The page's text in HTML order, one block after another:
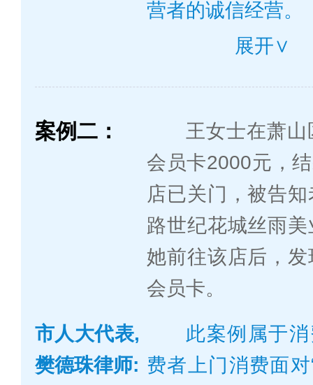
营者的诚信经营。
此案例属于
难。《消费者权
照约定履行义务
背法律法规的规
经营者和消费者
的解除合同条款
经营者的相关服
负责任，消费者
营者承认。消费
主张维权。
展开∨
案例二：
王女士在萧
会员卡2000元，
店已关门，被告
路世纪花城丝雨
她前往该店后，
会员卡。
市人大代表,
樊德珠律师:
此案例属于
费者上门消费面